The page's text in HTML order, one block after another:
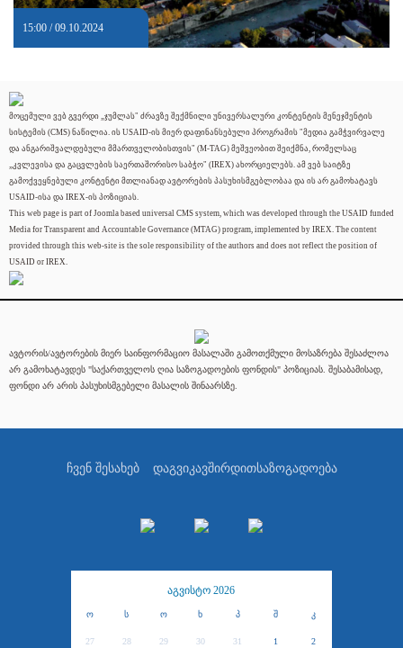
15:00 / 09.10.2024
მოცემული ვებ გვერდი „ჯუმლას" ძრავზე შექმნილი უნივერსალური კონტენტის მენეჯმენტის
სისტემის (CMS) ნაწილია. ის USAID-ის მიერ დაფინანსებული პროგრამის "მედია გამჭვირვალე
და ანგარიშვალდებული მმართველობისთვის" (M-TAG) მეშვეობით შეიქმნა, რომელსაც
„კვლევისა და გაცვლების საერთაშორისო საბჭო" (IREX) ახორციელებს. ამ ვებ საიტზე
გამოქვეყნებული კონტენტი მთლიანად ავტორების პასუხისმგებლობაა და ის არ გამოხატავს
USAID-ისა და IREX-ის პოზიციას.
This web page is part of Joomla based universal CMS system, which was developed through the USAID funded
Media for Transparent and Accountable Governance (MTAG) program, implemented by IREX. The content
provided through this web-site is the sole responsibility of the authors and does not reflect the position of
USAID or IREX.
ავტორის/ავტორების მიერ საინფორმაციო მასალაში გამოთქმული მოსაზრება შესაძლოა
არ გამოხატავდეს "საქართველოს ღია საზოგადოების ფონდის" პოზიციას. შესაბამისად,
ფონდი არ არის პასუხისმგებელი მასალის შინაარსზე.
ჩვენ შესახებ დაგვიკავშირდითსაზოგადოება
აგვისტო 2026
ო ს ო ხ პ შ კ
27 28 29 30 31 1 2